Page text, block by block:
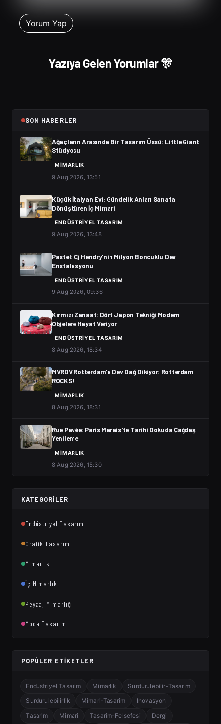
Yazıya Gelen Yorumlar 🎊
SON HABERLER
Ağaçların Arasında Bir Tasarım Üssü: Little Giant
Stüdyosu
MIMARLIK
9 Aug 2026, 13:51
Küçük İtalyan Evi: Gündelik Anları Sanata
Dönüştüren İç Mimari
ENDÜSTRIYEL TASARIM
9 Aug 2026, 13:48
Pastel: Cj Hendry'nin Milyon Boncuklu Dev
Enstalasyonu
ENDÜSTRIYEL TASARIM
9 Aug 2026, 09:36
Kırmızı Zanaat: Dört Japon Tekniği Modern
Objelere Hayat Veriyor
ENDÜSTRIYEL TASARIM
8 Aug 2026, 18:34
MVRDV Rotterdam'a Dev Dağ Dikiyor: Rotterdam
ROCKS!
MIMARLIK
8 Aug 2026, 18:31
Rue Pavée: Paris Marais'te Tarihi Dokuda Çağdaş
Yenileme
MIMARLIK
8 Aug 2026, 15:30
KATEGORILER
Endüstriyel Tasarım
Grafik Tasarım
Mimarlık
İç Mimarlık
Peyzaj Mimarlığı
Moda Tasarım
POPÜLER ETIKETLER
Endustriyel Tasarim Mimarlik
Surdurulebilir-Tasarim
Surdurulebilirlik
Mimari-Tasarim
Inovasyon
Tasarim
Mimari Tasarim-Felsefesi Dergi